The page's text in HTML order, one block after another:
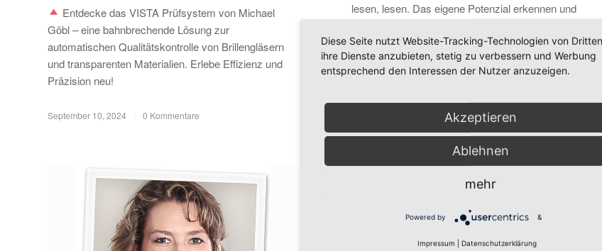
Entdecke das VISTA Prüfsystem von Michael
Göbl – eine bahnbrechende Lösung zur
automatischen Qualitätskontrolle von Brillengläsern
und transparenten Materialien. Erlebe Effizienz und
Präzision neu!
September 10, 2024 0 Kommentare
lesen, lesen. Das eigene Potenzial erkennen und
Digitalisierung erkennen, andere zum Erfolg führen
und noch so einiges mehr.
Diese Seite nutzt Website-Tracking-Technologien von
ihre Dienste anzubieten, stetig zu verbessern und Werbung
entsprechend den Interessen der Nutzer anzuzeigen.
Akzeptieren
Ablehnen
mehr
Powered by &
Impressum Datenschutzerklärung